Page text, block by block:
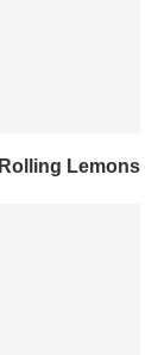
Lemons